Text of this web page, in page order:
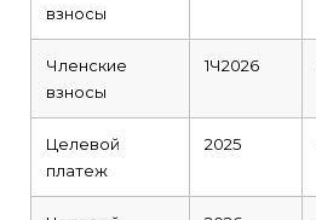
взносы
Членские
взносы
1Ч2026
Целевой
платеж
2025